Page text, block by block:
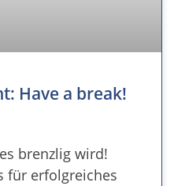
Have a break!
brenzlig wird!
für erfolgreiches